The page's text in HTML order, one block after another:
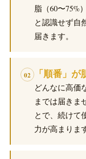
脂（60〜75%
と認識せず自
届きます。
02 「順番」
どんなに高価
までは届きま
とで、続けて
力が高まりま